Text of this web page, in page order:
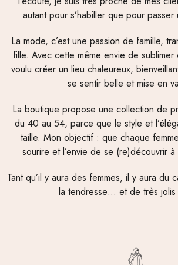
autant pour s’habiller que pour passer
La mode, c’est une passion de famille,
fille. Avec cette même envie de sublimer
voulu créer un lieu chaleureux,
se sentir belle et mise en
La boutique propose une collection de
du 40 au 54, parce que le style et
taille. Mon objectif : que chaque
sourire et l’envie de se (re)découvrir à
Tant qu’il y aura des femmes, il y aura du
la tendresse… et de très jolis